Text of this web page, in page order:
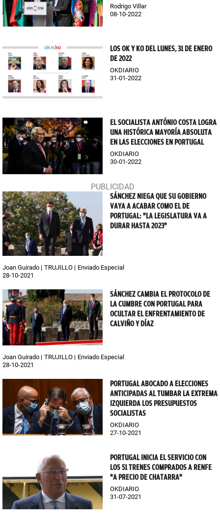
Rodrigo Villar
08-10-2022
LOS OK Y KO DEL LUNES, 31 DE ENERO
DE 2022
OKDIARIO
31-01-2022
EL SOCIALISTA ANTÓNIO COSTA LOGRA
UNA HISTÓRICA MAYORÍA ABSOLUTA
EN LAS ELECCIONES EN PORTUGAL
OKDIARIO
30-01-2022
SÁNCHEZ NIEGA QUE SU GOBIERNO
VAYA A ACABAR COMO EL DE
PORTUGAL: "LA LEGISLATURA VA A
DURAR HASTA 2023"
Joan Guirado TRUJILLO
Enviado Especial
28-10-2021
SÁNCHEZ CAMBIA EL PROTOCOLO DE
LA CUMBRE CON PORTUGAL PARA
OCULTAR EL ENFRENTAMIENTO DE
CALVIÑO Y DÍAZ
Joan Guirado TRUJILLO
Enviado Especial
28-10-2021
PORTUGAL ABOCADO A ELECCIONES
ANTICIPADAS AL TUMBAR LA EXTREMA
IZQUIERDA LOS PRESUPUESTOS
SOCIALISTAS
OKDIARIO
27-10-2021
PORTUGAL INICIA EL SERVICIO CON
LOS 51 TRENES COMPRADOS A RENFE
"A PRECIO DE CHATARRA"
OKDIARIO
31-07-2021